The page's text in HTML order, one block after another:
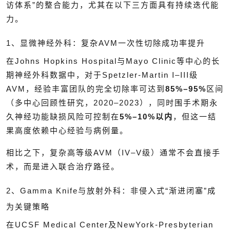
访体系”的整合能力，尤其在以下三方面具有持续迭代能
力。
1、显微神经外科：复杂AVM一次性切除成功率提升
在Johns Hopkins Hospital与Mayo Clinic等中心的长
期神经外科数据中，对于Spetzler-Martin I–III级
AVM，经验丰富团队的完全切除率可达到 85%–95% 区间
（多中心回顾性研究，2020–2023），同时围手术期永
久神经功能缺损风险可控制在5%–10%以内 ，但这一结
果高度依赖中心经验与病例量。
相比之下，复杂高等级AVM（IV–V级）通常不会直接手
术，而是进入联合治疗路径。
2、Gamma Knife与放射外科：非侵入式“渐进闭塞”成
为关键策略
在UCSF Medical Center及NewYork-Presbyterian